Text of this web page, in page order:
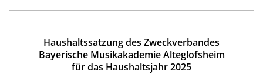
Haushaltssatzung des Zweckverbandes
Bayerische Musikakademie Alteglofsheim
für das Haushaltsjahr 2025